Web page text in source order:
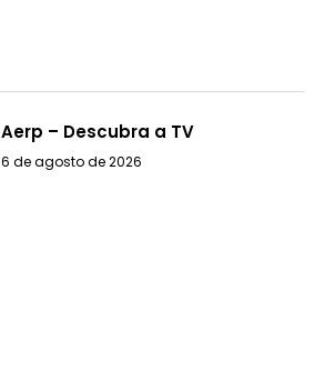
Aerp – Descubra a TV
6 de agosto de 2026